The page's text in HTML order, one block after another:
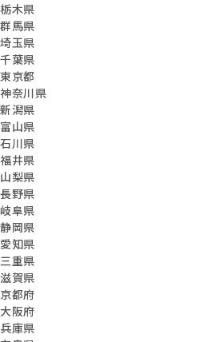
栃木県
群馬県
埼玉県
千葉県
東京都
神奈川県
新潟県
富山県
石川県
福井県
山梨県
長野県
岐阜県
静岡県
愛知県
三重県
滋賀県
京都府
大阪府
兵庫県